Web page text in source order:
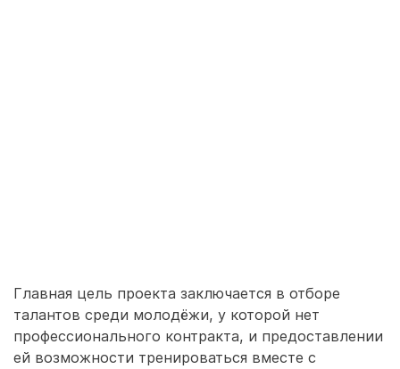
Главная цель проекта заключается в отборе
талантов среди молодёжи, у которой нет
профессионального контракта, и предоставлении
ей возможности тренироваться вместе с